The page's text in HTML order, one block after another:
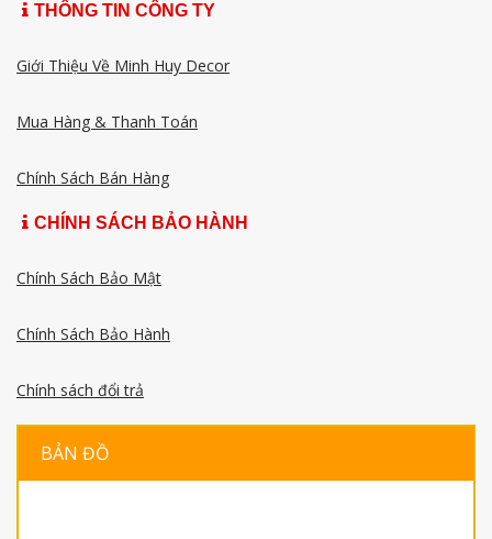
THÔNG TIN CÔNG TY
Giới Thiệu Về Minh Huy Decor
Mua Hàng & Thanh Toán
Chính Sách Bán Hàng
CHÍNH SÁCH BẢO HÀNH
Chính Sách Bảo Mật
Chính Sách Bảo Hành
Chính sách đổi trả
BẢN ĐỒ